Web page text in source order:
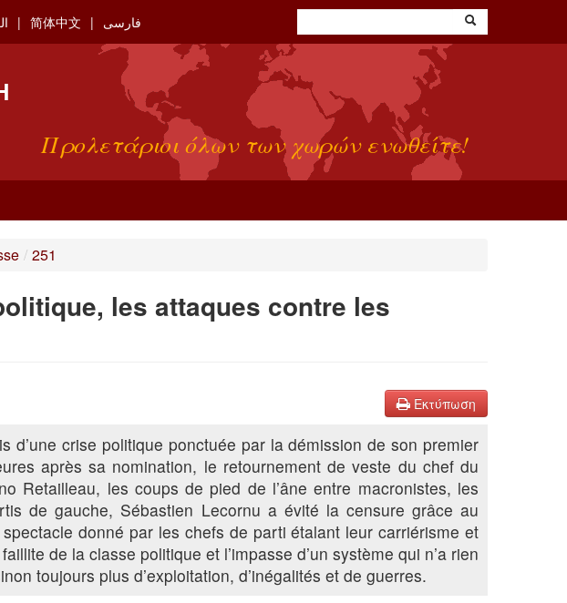
简体中文 فارسی
Προλετάριοι όλων των χωρών ενωθείτε!
/ 251
les attaques contre les
Εκτύπωση
d’une crise politique ponctuée par la démission de son premier
après sa nomination, le retournement de veste du chef du
Retailleau, les coups de pied de l’âne entre macronistes, les
de gauche, Sébastien Lecornu a évité la censure grâce au
donné par les chefs de parti étalant leur carriérisme et
de la classe politique et l’impasse d’un système qui n’a rien
toujours plus d’exploitation, d’inégalités et de guerres.